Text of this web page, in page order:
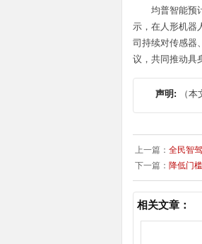
均普智能预
示，在人形机器
司持续对传感器
议，共同推动具
声明: （
上一篇： 全民智
下一篇： 降低门
相关文章：